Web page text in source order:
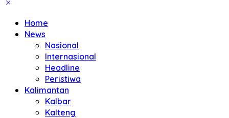
Home
News
Nasional
Internasional
Headline
Peristiwa
Kalimantan
Kalbar
Kalteng